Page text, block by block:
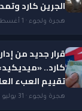
الجرين كارد
هجرة ولجوء · 1 أغسطس 2026 — 12:51 PM
قرار جديد من
كارد..
تقييم العبء العام
هجرة ولجوء · 31 يوليو 2026 — 8:19 AM